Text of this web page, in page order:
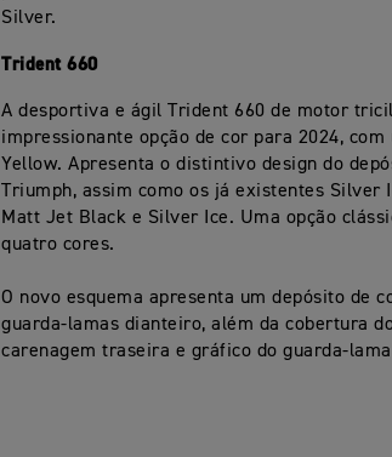
Silver.
Trident 660
A desportiva e ágil Trident 660 de motor
impressionante opção de cor para 2024,
Yellow. Apresenta o distintivo design do
Triumph, assim como os já existentes Silver
Matt Jet Black e Silver Ice. Uma opção
quatro cores.
O novo esquema apresenta um depósito de
guarda-lamas dianteiro, além da cobertura
carenagem traseira e gráfico do guarda-